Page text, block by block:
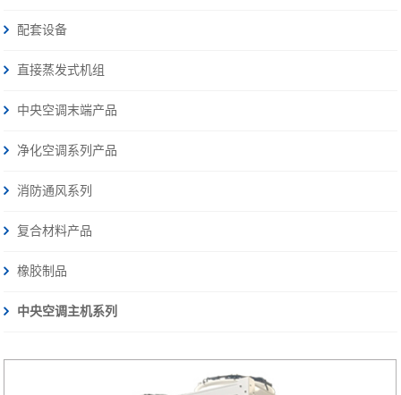
配套设备
直接蒸发式机组
中央空调末端产品
净化空调系列产品
消防通风系列
复合材料产品
橡胶制品
中央空调主机系列